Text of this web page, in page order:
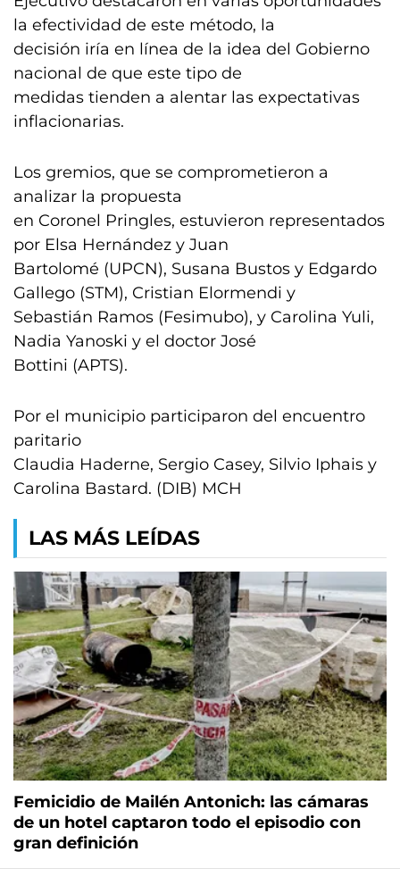
la efectividad de este método, la
decisión iría en línea de la idea del Gobierno
nacional de que este tipo de
medidas tienden a alentar las expectativas
inflacionarias.
Los gremios, que se comprometieron a
analizar la propuesta
en Coronel Pringles, estuvieron representados
por Elsa Hernández y Juan
Bartolomé (UPCN), Susana Bustos y Edgardo
Gallego (STM), Cristian Elormendi y
Sebastián Ramos (Fesimubo), y Carolina Yuli,
Nadia Yanoski y el doctor José
Bottini (APTS).
Por el municipio participaron del encuentro
paritario
Claudia Haderne, Sergio Casey, Silvio Iphais y
Carolina Bastard. (DIB) MCH
LAS MÁS LEÍDAS
Femicidio de Mailén Antonich: las cámaras
de un hotel captaron todo el episodio con
gran definición